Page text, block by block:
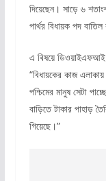
দিয়েছেন। সাড়ে ৬
পার্থর বিধায়ক পদ
এ বিষয়ে ডিওয়াইএফআই
“বিধায়কের কাজ
পশ্চিমের মানুষ সেটা
বাড়িতে টাকার পাহাড়
গিয়েছে।”